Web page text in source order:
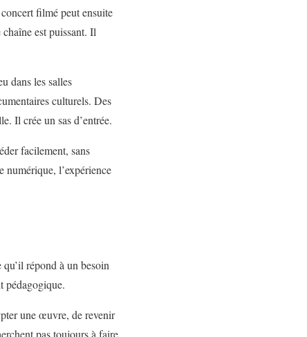
filmé peut ensuite
est puissant. Il
dans les salles
culturels. Des
Il crée un sas d’entrée.
facilement, sans
numérique, l’expérience
répond à un besoin
pédagogique.
une œuvre, de revenir
pas toujours à faire